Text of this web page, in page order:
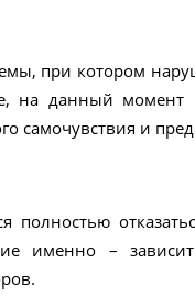
при котором
на данный
самочувствия и
полностью
именно –